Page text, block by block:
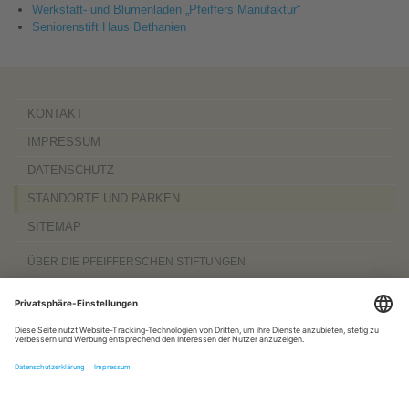
Werkstatt- und Blumenladen „Pfeiffers Manufaktur“
Seniorenstift Haus Bethanien
KONTAKT
IMPRESSUM
DATENSCHUTZ
STANDORTE UND PARKEN
SITEMAP
ÜBER DIE PFEIFFERSCHEN STIFTUNGEN
Komplexträger und bieten
Menschen mit Behinderung, außerdemWerkstättenmit ca. 600 Beschäftigten
hinaus sind sie zu 100 Prozent am